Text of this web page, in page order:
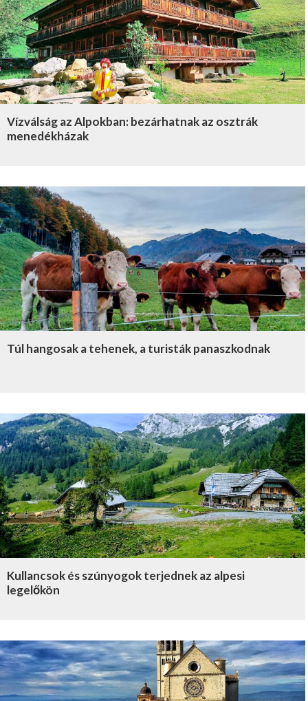
Vízválság az Alpokban: bezárhatnak az osztrák
menedékházak
Túl hangosak a tehenek, a turisták panaszkodnak
Kullancsok és szúnyogok terjednek az alpesi
legelőkön